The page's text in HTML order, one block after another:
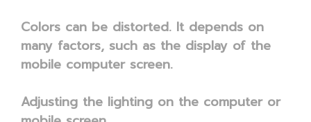
Colors can be distorted. It depends on
many factors, such as the display of the
mobile computer screen.
Adjusting the lighting on the computer or